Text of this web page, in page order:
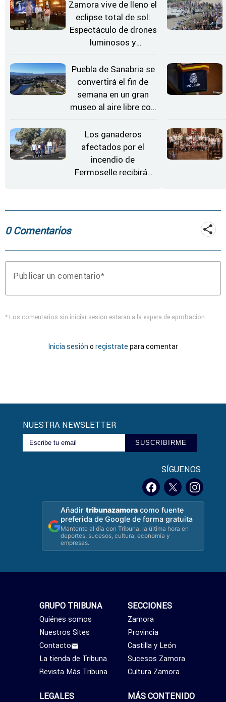
Zamora vive de lleno el
eclipse total de sol:
Espectáculo de drones
luminosos y
Estrellas
Puebla de Sanabria se
convertirá el fin de
semana en un gran
museo al aire libre con
Los ganaderos
afectados por el
incendio de
Fermoselle recibirán
0 Comentarios
Publicar un comentario
* Los comentarios sin iniciar sesión estarán a la espera de aprobación
Inicia sesión o registrate para comentar
NUESTRA NEWSLETTER
SUSCRIBIRME
SÍGUENOS
Añadirtribunazamora como fuente
preferida de Google de forma gratuita
Mantente al día con Tribuna: la última hora en
deportes, sucesos, cultura, economía y
empresas.
SECCIONES
Zamora
Provincia
Castilla y León
Sucesos Zamora
Cultura Zamora
MÁS CONTENIDO
GRUPO TRIBUNA
Quiénes somos
Nuestros Sites
Contacto
La tienda de Tribuna
Revista Más Tribuna
LEGALES